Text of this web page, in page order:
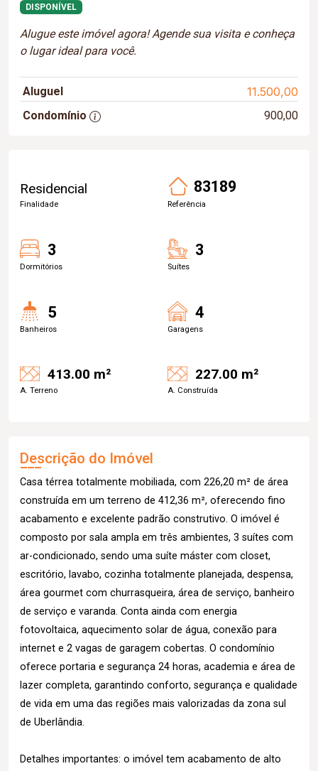
DISPONÍVEL
Alugue este imóvel agora! Agende sua visita e conheça
o lugar ideal para você.
Aluguel 11.500,00
Condomínio 900,00
Residencial
Finalidade
83189
Referência
3
Dormitórios
3
Suítes
5
Banheiros
4
Garagens
413.00 m²
A. Terreno
227.00 m²
A. Construída
Descrição do Imóvel
Casa térrea totalmente mobiliada, com 226,20 m² de área
construída em um terreno de 412,36 m², oferecendo fino
acabamento e excelente padrão construtivo. O imóvel é
composto por sala ampla em três ambientes, 3 suítes com
ar-condicionado, sendo uma suíte máster com closet,
escritório, lavabo, cozinha totalmente planejada, despensa,
área gourmet com churrasqueira, área de serviço, banheiro
de serviço e varanda. Conta ainda com energia
fotovoltaica, aquecimento solar de água, conexão para
internet e 2 vagas de garagem cobertas. O condomínio
oferece portaria e segurança 24 horas, academia e área de
lazer completa, garantindo conforto, segurança e qualidade
de vida em uma das regiões mais valorizadas da zona sul
de Uberlândia.
Detalhes importantes: o imóvel tem acabamento de alto